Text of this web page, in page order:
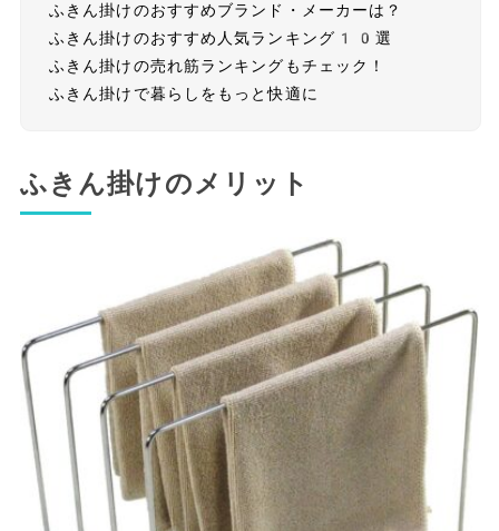
ふきん掛けのおすすめブランド・メーカーは？
ふきん掛けのおすすめ人気ランキング10選
ふきん掛けの売れ筋ランキングもチェック！
ふきん掛けで暮らしをもっと快適に
ふきん掛けのメリット